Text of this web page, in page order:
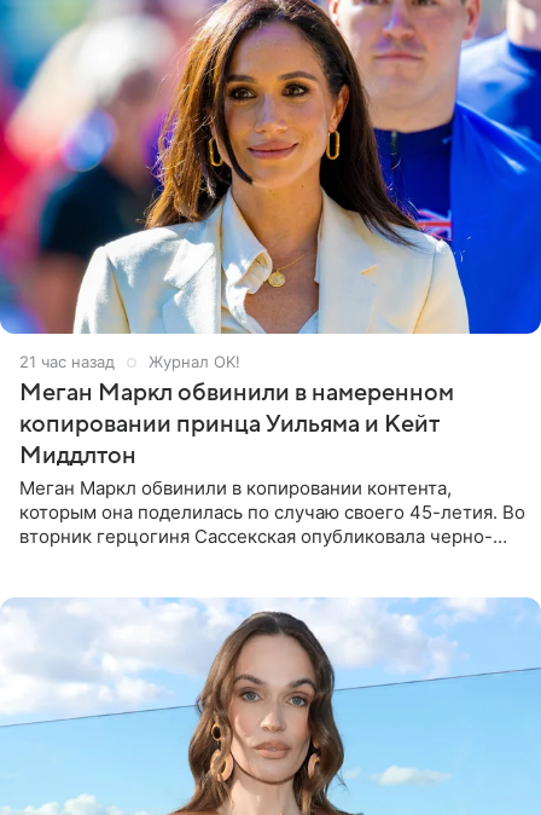
21 час назад Журнал OK!
Меган Маркл обвинили в намеренном
копировании принца Уильяма и Кейт
Миддлтон
Меган Маркл обвинили в копировании контента,
которым она поделилась по случаю своего 45-летия. Во
вторник герцогиня Сассекская опубликовала черно-